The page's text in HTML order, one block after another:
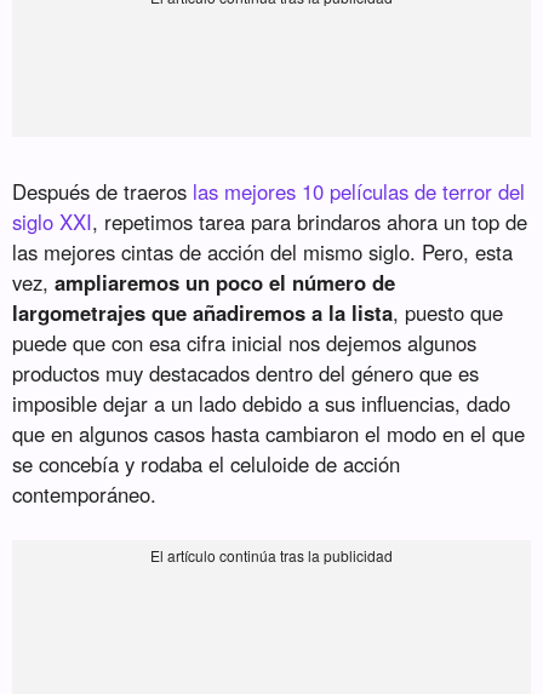
Después de traeros las mejores 10 películas de terror del
siglo XXI, repetimos tarea para brindaros ahora un top de
las mejores cintas de acción del mismo siglo. Pero, esta
vez,ampliaremos un poco el número de
largometrajes que añadiremos a la lista, puesto que
puede que con esa cifra inicial nos dejemos algunos
productos muy destacados dentro del género que es
imposible dejar a un lado debido a sus influencias, dado
que en algunos casos hasta cambiaron el modo en el que
se concebía y rodaba el celuloide de acción
contemporáneo.